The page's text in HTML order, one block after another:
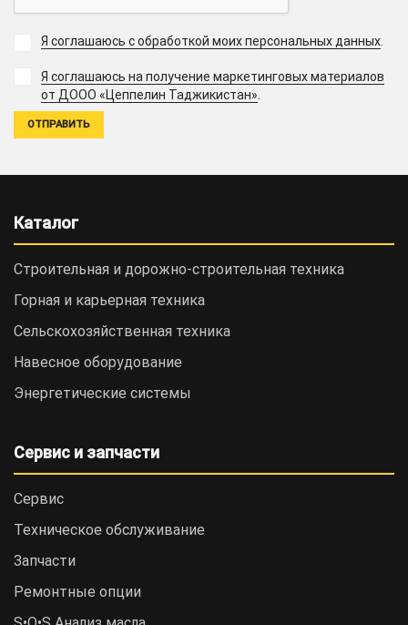
Я соглашаюсь с обработкой моих персональных данных.
Я соглашаюсь на получение маркетинговых материалов
от ДООО «Цеппелин Таджикистан».
Каталог
Строительная и дорожно-cтроительная техника
Горная и карьерная техника
Сельскохозяйственная техника
Навесное оборудование
Энергетические системы
Сервис и запчасти
Сервис
Техническое обслуживание
Запчасти
Ремонтные опции